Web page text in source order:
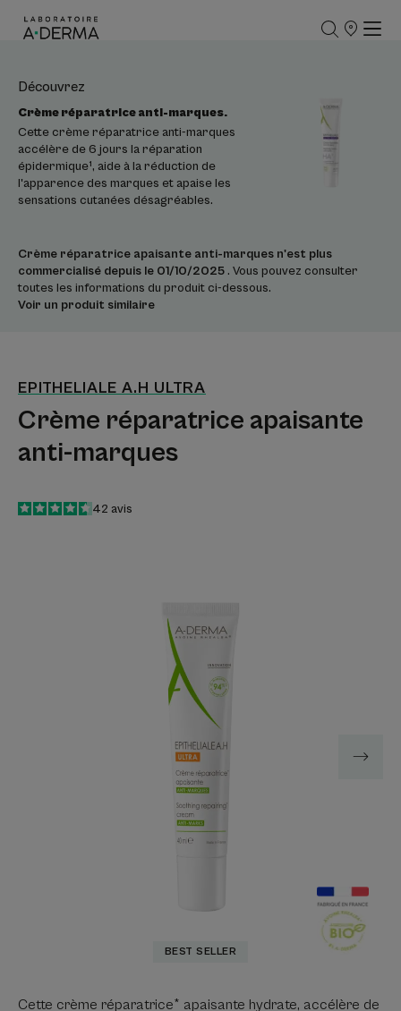
POINTS
Crème réparatrice apaisante anti-marques n'est plus
commercialisé depuis le 01/10/2025 . Vous pouvez consulter
toutes les informations du produit ci-dessous.
Voir un produit similaire
Découvrez
Crème réparatrice anti-marques.
Cette crème réparatrice anti-marques
accélère de 6 jours la réparation
épidermique¹, aide à la réduction de
l'apparence des marques et apaise les
sensations cutanées désagréables.
EPITHELIALE A.H ULTRA
Crème réparatrice apaisante
anti-marques
4.6
/5
42 avis
BEST SELLER
Cette crème réparatrice* apaisante hydrate, accélère de